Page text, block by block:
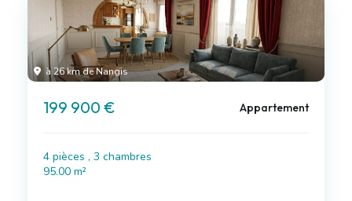
à 26 km de Nangis
199 900 € Appartement
4 pièces , 3 chambres
95.00 m²